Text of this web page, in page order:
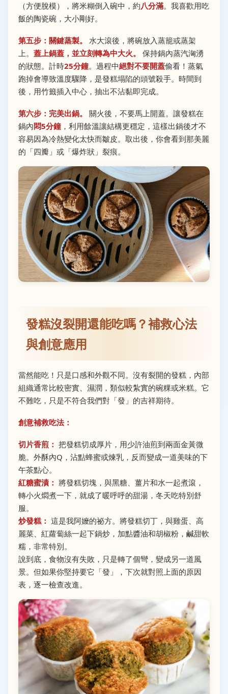
（方便脫模），將米糊倒入碗中，約八分滿。我喜歡用吃
飯的陶瓷碗，大小剛好。
第五步：關鍵蒸製。
水大滾後，將碗放入蒸籠或蒸架
上。 蓋上鍋蓋，並立刻轉為中大火。
保持鍋內蒸汽洶湧
的狀態。計時25分鐘。過程中絕對不要開蓋偷看！蒸氣
跑掉會導致溫度驟降，是發糕塌陷的頭號殺手。時間到
後，用竹籤插入中心，抽出不沾黏即完成。
第六步：完美出鍋。
關火後，不要馬上開蓋。讓發糕在
鍋內悶5分鐘，利用餘溫讓結構更穩定，這樣出鍋後才不
容易因為冷熱變化太快而皺皮。取出後，你會看到那美麗
的「四瓣」或「爆炸狀」裂痕。
發糕沒裂開還能吃嗎？補救心法
與創意應用
當然能吃！只是口感和外觀不同。沒有裂開的發糕，內部
組織通常比較密實、濕潤，類似較紮實的碗粿或米糕。它
不難吃，只是不符合我們對「發」的吉祥期待。
創意補救吃法：
切片香煎： 把發糕切成厚片，用少許油煎到兩面金黃微
脆。外酥內Q，沾點蜂蜜或煉乳，反而變成一道美味的下
午茶點心。
紅糖蜜漬： 將發糕切塊，與黑糖、薑片和水一起煮滾，
轉小火燜煮一下，就成了暖呼呼的甜湯，冬天吃特別舒
服。
炒發糕： 這是我阿嬤的祕方。將發糕切丁，與雞蛋、高
麗菜、紅蘿蔔絲一起下鍋炒，加點醬油和胡椒粉，鹹甜軟
糯，非常特別。
說到底，食物沒有失敗，只是轉了個彎，變成另一道風
景。但如果你堅持要它「發」，下次就對照上面的原因
表，逐一檢查改進。